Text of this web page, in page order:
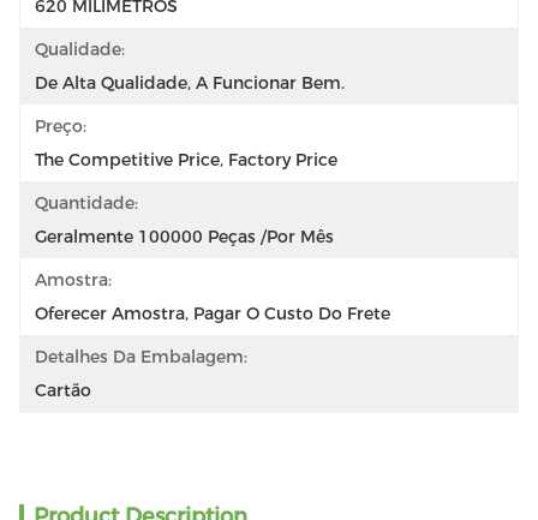
620 MILÍMETROS
Qualidade:
De Alta Qualidade, A Funcionar Bem.
Preço:
The Competitive Price, Factory Price
Quantidade:
Geralmente 100000 Peças /por Mês
Amostra:
Oferecer Amostra, Pagar O Custo Do Frete
Detalhes Da Embalagem:
Cartão